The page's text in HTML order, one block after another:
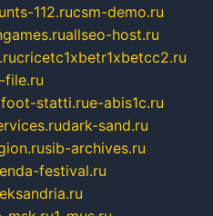
112.rucsm-demo.ru
allseo-host.ru
cricetc1xbetr1xbetcc2.ru
file.ru
statti.rue-abis1c.ru
dark-sand.ru
sib-archives.ru
festival.ru